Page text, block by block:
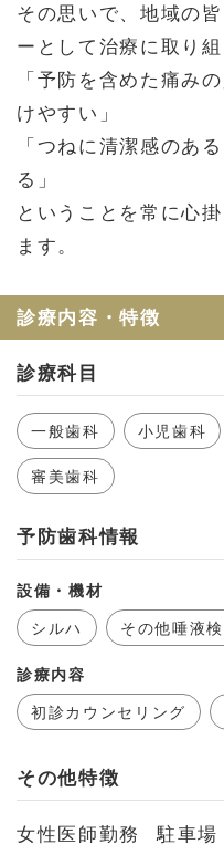
お
その思いで、地域の
ーとして治療に取り組
「予防を含めた痛み
けやすい」
「つねに清潔感のあ
る」
ということを常に心
ます。
診療内容・特徴
診療科目
一般歯科 小児歯科
審美歯科
予防歯科情報
設備・機材
シルハ
その他唾液
診療内容
初診カウンセリング
その他特徴
女性医師勤務 駐車場